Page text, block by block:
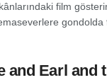
film
gondolda
and Earl and